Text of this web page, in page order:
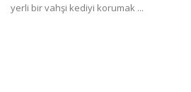
yerli bir vahşi kediyi korumak ...